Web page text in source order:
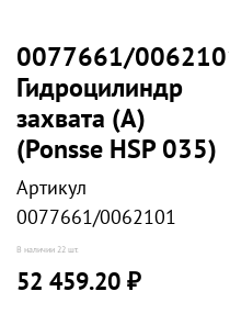
0077661/0062101
Гидроцилиндр
захвата (А)
(Ponsse HSP 035)
Артикул
0077661/0062101
В наличии 22 шт.
52 459.20 ₽